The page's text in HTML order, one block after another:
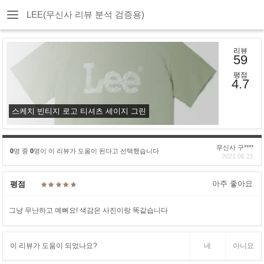
LEE(무신사 리뷰 분석 검증용)
스케치 빈티지 로고 티셔츠 세이지 그린
리뷰
59
평점
4.7
0명 중 0명이 이 리뷰가 도움이 된다고 선택했습니다
무신사 구****
2021.06.21
평점 아주 좋아요
그냥 무난하고 예뻐요! 색감은 사진이랑 똑같습니다
이 리뷰가 도움이 되었나요? 네 아니요